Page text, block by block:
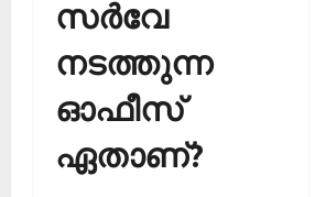
സര്‍വേ
നടത്തുന്ന
ഓഫീസ്
ഏതാണ്?